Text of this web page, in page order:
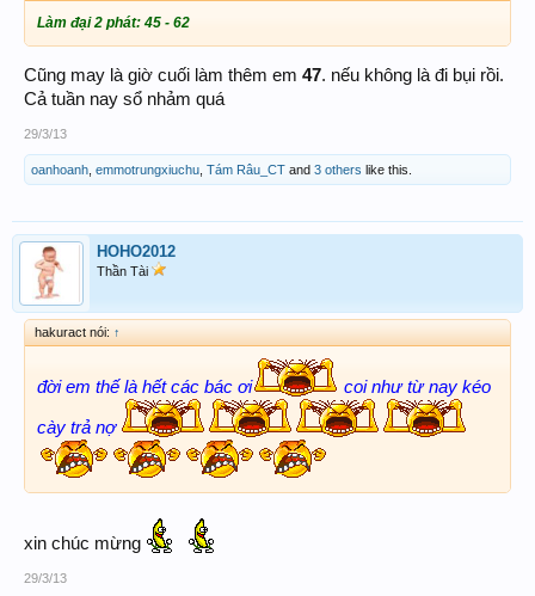
Làm đại 2 phát: 45 - 62
Cũng may là giờ cuối làm thêm em 47. nếu không là đi bụi rồi.
Cả tuần nay sổ nhảm quá
29/3/13
oanhoanh emmotrungxiuchu Tám Râu_CT and 3 others like this.
HOHO2012
Thần Tài
hakuract nói: ↑
đời em thế là hết các bác ơi
coi như từ nay kéo
cày trả nợ
xin chúc mừng
29/3/13